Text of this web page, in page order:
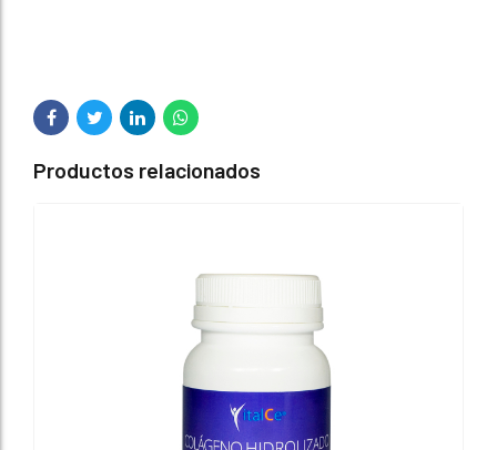
Productos relacionados